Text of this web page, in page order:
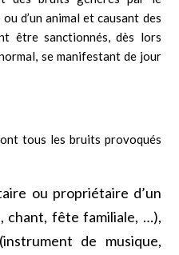
d’un animal et causant des
être sanctionnés, dès lors
se manifestant de jour
tous les bruits provoqués
ou propriétaire d’un
chant, fête familiale, …),
de musique,